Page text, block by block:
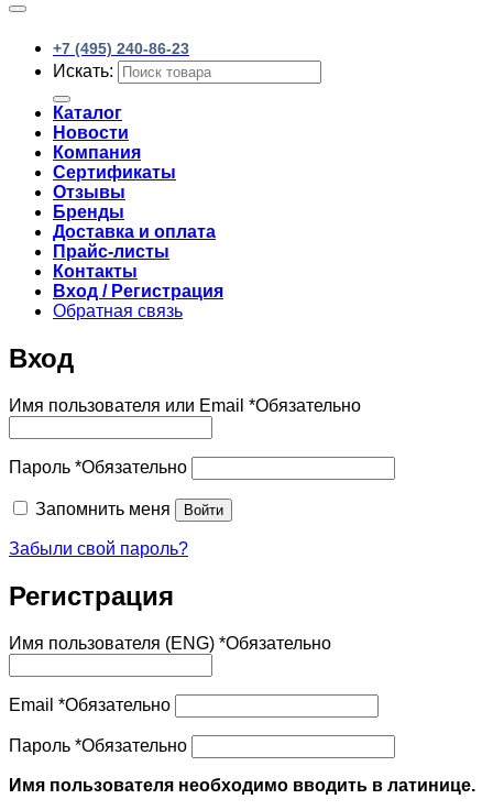
+7 (495) 240-86-23
Искать:
Каталог
Новости
Компания
Сертификаты
Отзывы
Бренды
Доставка и оплата
Прайс-листы
Контакты
Вход / Регистрация
Обратная связь
Вход
Имя пользователя или Email *Обязательно
Пароль *Обязательно
Запомнить меня Войти
Забыли свой пароль?
Регистрация
Имя пользователя (ENG) *Обязательно
Email *Обязательно
Пароль *Обязательно
Имя пользователя необходимо вводить в латинице.